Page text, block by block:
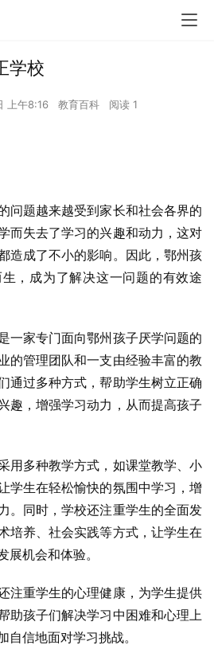
学校
上午8:16 教育百科 阅读 1
问题越来越受到家长和社会各界的
而失去了学习的兴趣和动力，这对
造成了不小的影响。因此，鄂州孩
，成为了解决这一问题的有效途
一家专门面向鄂州孩子厌学问题的
的管理团队和一支由经验丰富的教
通过多种方式，帮助学生树立正确
趣，增强学习动力，从而提高孩子
用多种教学方式，如课堂教学、小
学生在轻松愉快的氛围中学习，增
。同时，学校还注重学生的全面发
培养、社会实践等方式，让学生在
展机会和体验。
注重学生的心理健康，为学生提供
助孩子们解决学习中困难和心理上
自信地面对学习挑战。